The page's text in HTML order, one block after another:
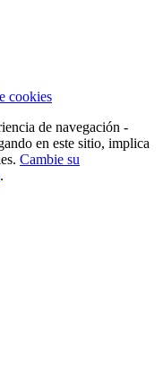
cookies
de navegación -
en este sitio, implica
Cambie su
.